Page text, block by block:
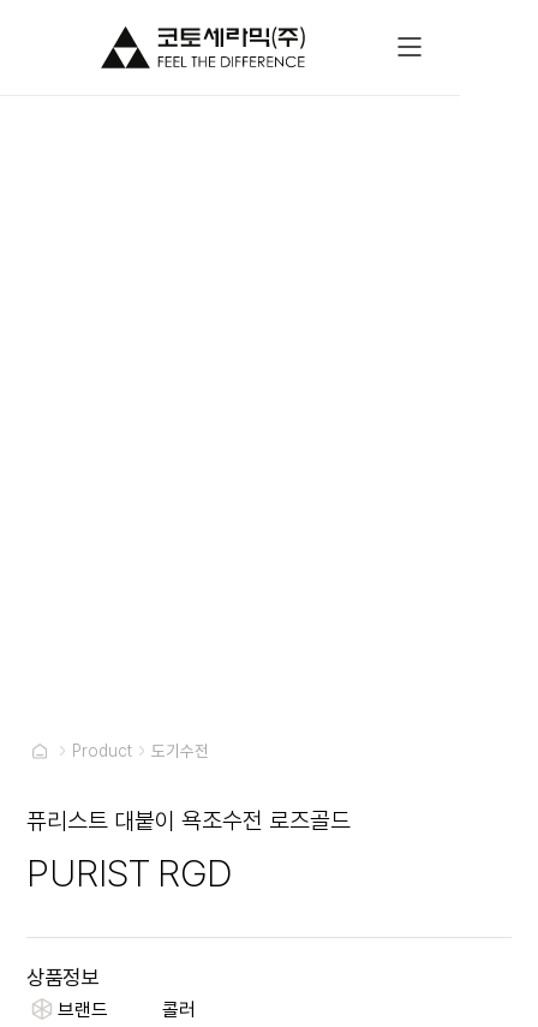
Product 도기수전
퓨리스트 대붙이 욕조수전 로즈골드
PURIST RGD
상품정보
브랜드
콜러